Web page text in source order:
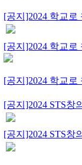
[공지]2024 학교
[공지]2024 학교
[공지]2024 학교
[공지]2024 STS창
[공지]2024 STS창